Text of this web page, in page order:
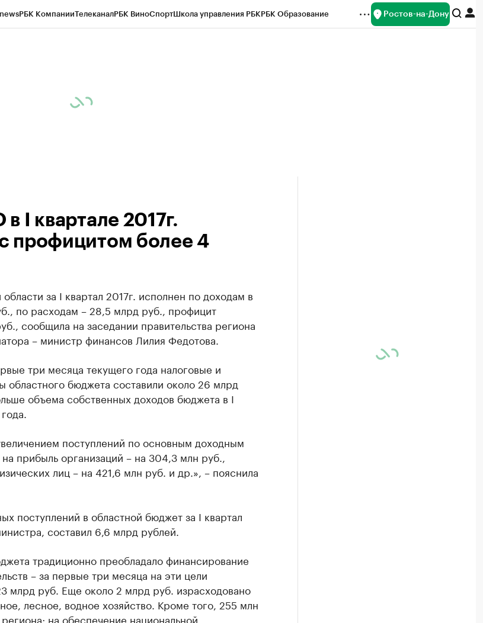
РБК КомпанииТелеканалРБК ВиноСпортШкола управления РБКРБК Образование Ростов-на-Дону
I квартале 2017г.
профицитом более 4
за I квартал 2017г. исполнен по доходам в
по расходам – 28,5 млрд руб., профицит
сообщила на заседании правительства региона
– министр финансов Лилия Федотова.
три месяца текущего года налоговые и
областного бюджета составили около 26 млрд
объема собственных доходов бюджета в I
поступлений по основным доходным
прибыль организаций – на 304,3 млн руб.,
лиц – на 421,6 млн руб. и др.», – пояснила
поступлений в областной бюджет за I квартал
составил 6,6 млрд рублей.
традиционно преобладало финансирование
– за первые три месяца на эти цели
млрд руб. Еще около 2 млрд руб. израсходовано
лесное, водное хозяйство. Кроме того, 255 млн
на обеспечение национальной